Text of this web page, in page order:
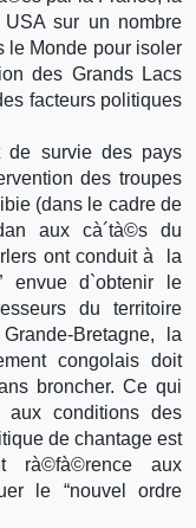
sur un nombre
le Monde pour isoler
des Grands Lacs
facteurs politiques
de survie des pays
des troupes
(dans le cadre de
aux cà´tà©s du
ont conduit à la
envue d`obtenir le
du territoire
Bretagne, la
congolais doit
broncher. Ce qui
conditions des
de chantage est
rà©fà©rence aux
le “nouvel ordre